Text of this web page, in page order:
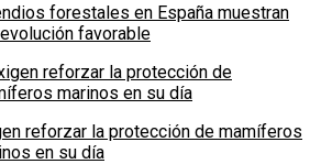
forestales en España muestran
favorable
reforzar la protección de mamíferos
en su día